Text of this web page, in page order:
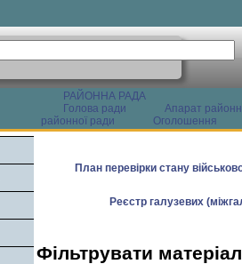
РАЙОННА РАДА
Голова ради
Апарат
районної ради
Оголошення
План перевірки стану
Реєстр галузевих
Фільтрувати